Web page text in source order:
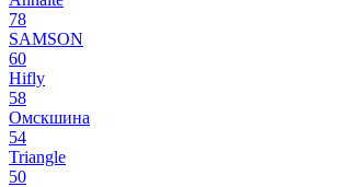
78
SAMSON
60
Hifly
58
Омскшина
54
Triangle
50